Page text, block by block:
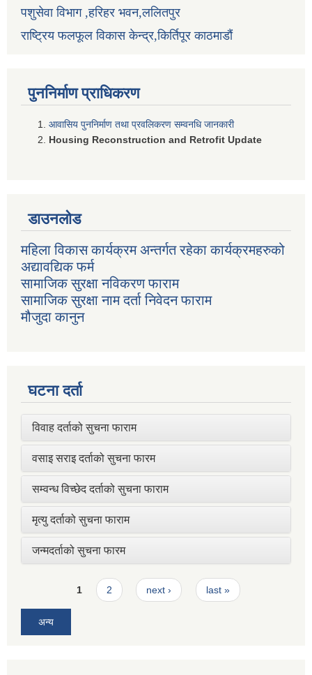
पशुसेवा विभाग ,हरिहर भवन,ललितपुर
राष्ट्रिय फलफूल विकास केन्द्र,किर्तिपूर काठमाडौं
पुननिर्माण प्राधिकरण
आवासिय पुननिर्माण तथा प्रवलिकरण सम्वनधि जानकारी
Housing Reconstruction and Retrofit Update
डाउनलोड
महिला विकास कार्यक्रम अन्तर्गत रहेका कार्यक्रमहरुको
अद्यावद्यिक फर्म
सामाजिक सुरक्षा नविकरण फाराम
सामाजिक सुरक्षा नाम दर्ता निवेदन फाराम
मौजुदा कानुन
घटना दर्ता
विवाह दर्ताको सुचना फाराम
वसाइ सराइ दर्ताको सुचना फारम
सम्वन्ध विच्छेद दर्ताको सुचना फाराम
मृत्यु दर्ताको सुचना फाराम
जन्मदर्ताको सुचना फारम
Pages1 2 next › last »
अन्य